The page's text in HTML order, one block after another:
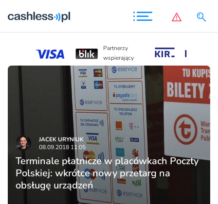
Partnerzy
wspierający
JACEK URYNIUK
08.09.2018 11:05
Terminale płatnicze w placówkach Poczty
Polskiej: wkrótce nowy przetarg na
obsługę urządzeń